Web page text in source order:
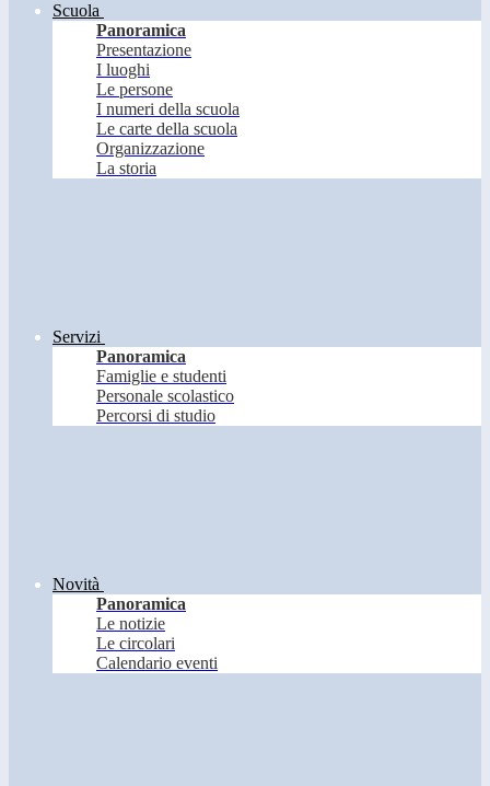
Scuola
Panoramica
Presentazione
I luoghi
Le persone
I numeri della scuola
Le carte della scuola
Organizzazione
La storia
Servizi
Panoramica
Famiglie e studenti
Personale scolastico
Percorsi di studio
Novità
Panoramica
Le notizie
Le circolari
Calendario eventi